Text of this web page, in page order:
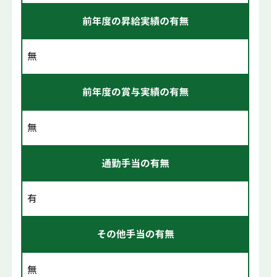
前年度の昇給実績の有無
無
前年度の賞与実績の有無
無
通勤手当の有無
有
その他手当の有無
無